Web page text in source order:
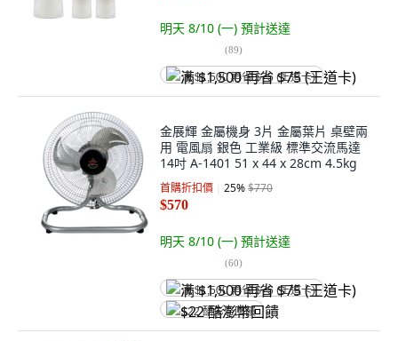
明天 8/10 (一) 預計送達
(89)
满 $1,500 再省 $75 (王道卡)
金展輝 金屬機身 3片 金屬葉片 桌壁兩
用 電風扇 銀色 工業級 標準交流馬達
14吋 A-1401 51 x 44 x 28cm 4.5kg
首購折扣價 25%$770
$570
明天 8/10 (一) 預計送達
(60)
满 $1,500 再省 $75 (王道卡)
$22 酷澎幣回饋